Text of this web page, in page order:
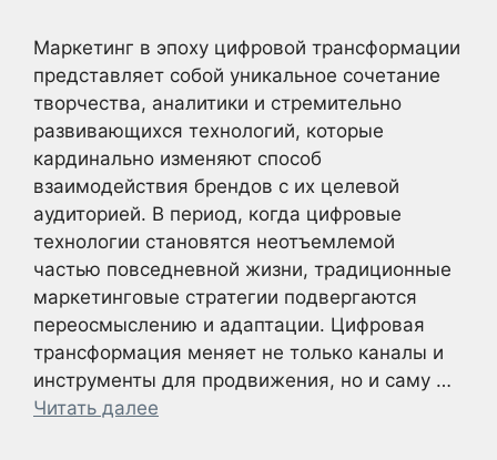
Маркетинг в эпоху цифровой трансформации
представляет собой уникальное сочетание
творчества, аналитики и стремительно
развивающихся технологий, которые
кардинально изменяют способ
взаимодействия брендов с их целевой
аудиторией. В период, когда цифровые
технологии становятся неотъемлемой
частью повседневной жизни, традиционные
маркетинговые стратегии подвергаются
переосмыслению и адаптации. Цифровая
трансформация меняет не только каналы и
инструменты для продвижения, но и саму …
Читать далее